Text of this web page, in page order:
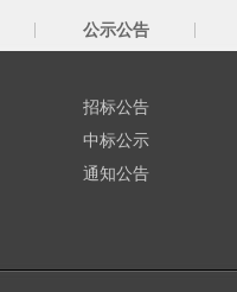
公示公告
招标公告
中标公示
通知公告